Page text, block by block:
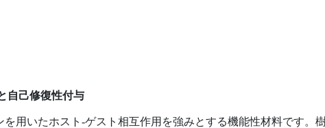
自己修復性付与
用いたホスト-ゲスト相互作用を強みとする機能性材料です。